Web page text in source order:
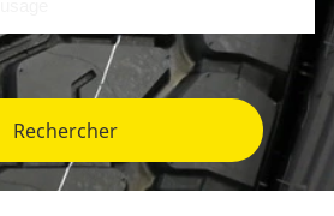
Rechercher